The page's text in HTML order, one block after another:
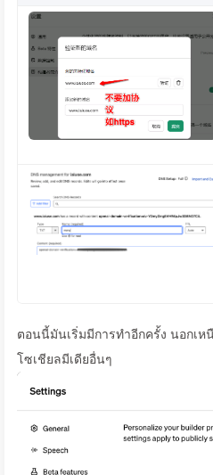
ตอนนี้มันเริ่มมีการทำอีกครั้ง นอกเ
โซเชียลมีเดียอื่นๆ